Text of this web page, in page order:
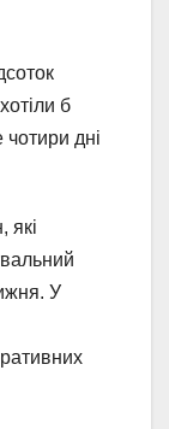
б
дні
які
У